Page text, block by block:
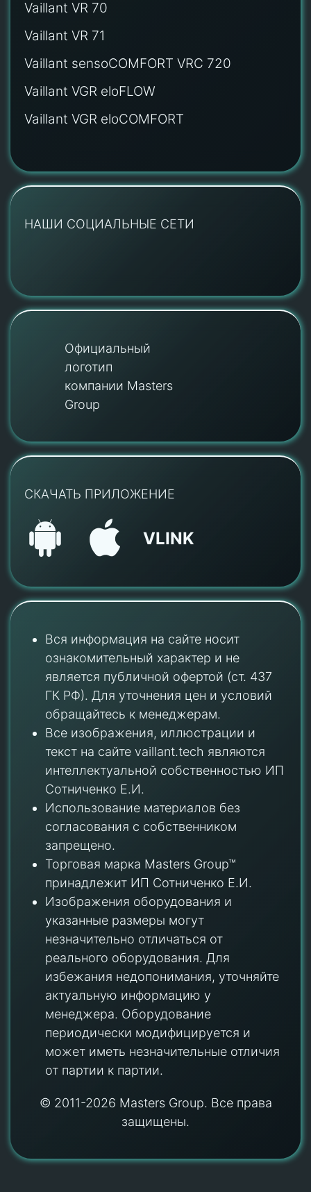
Vaillant VR 70
Vaillant VR 71
Vaillant sensoCOMFORT VRC 720
Vaillant VGR eloFLOW
Vaillant VGR eloCOMFORT
НАШИ СОЦИАЛЬНЫЕ СЕТИ
Официальный
логотип
компании Masters
Group
СКАЧАТЬ ПРИЛОЖЕНИЕ
VLINK
Вся информация на сайте носит
ознакомительный характер и не
является публичной офертой (ст. 437
ГК РФ). Для уточнения цен и условий
обращайтесь к менеджерам.
Все изображения, иллюстрации и
текст на сайте vaillant.tech являются
интеллектуальной собственностью ИП
Сотниченко Е.И.
Использование материалов без
согласования с собственником
запрещено.
Торговая марка Masters Group™
принадлежит ИП Сотниченко Е.И.
Изображения оборудования и
указанные размеры могут
незначительно отличаться от
реального оборудования. Для
избежания недопонимания, уточняйте
актуальную информацию у
менеджера. Оборудование
периодически модифицируется и
может иметь незначительные отличия
от партии к партии.
© 2011-2026 Masters Group. Все права
защищены.